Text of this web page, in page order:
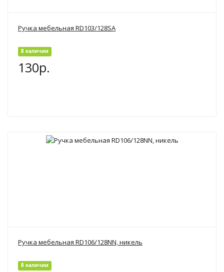
Ручка мебельная RD103/128SA
В наличии
130р.
Ручка мебельная RD106/128NN, никель
В наличии